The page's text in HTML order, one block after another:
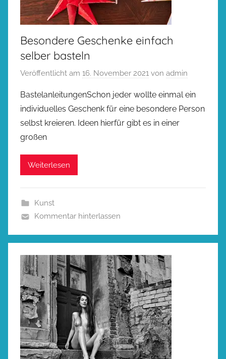
Besondere Geschenke einfach
selber basteln
Veröffentlicht am 16. November 2021 von admin
BastelanleitungenSchon jeder wollte einmal ein
individuelles Geschenk für eine besondere Person
selbst kreieren. Ideen hierfür gibt es in einer
großen
Weiterlesen
Kunst
Kommentar hinterlassen